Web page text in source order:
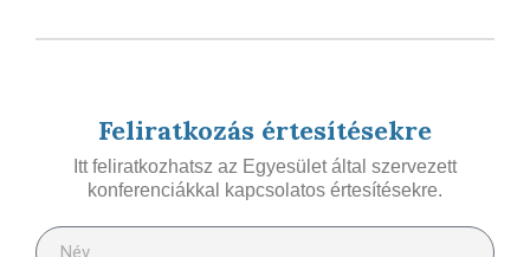
Feliratkozás értesítésekre
Itt feliratkozhatsz az Egyesület által szervezett
konferenciákkal kapcsolatos értesítésekre.